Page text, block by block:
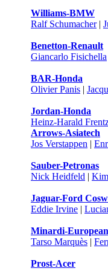
Williams-BMW
Ralf Schumacher|
Benetton-Renault
Giancarlo Fisichella
BAR-Honda
Olivier Panis |
Jordan-Honda
Heinz-Harald
Arrows-Asiatech
Jos Verstappen |
Sauber-Petronas
Nick Heidfeld |
Jaguar-Ford
Eddie Irvine |
Minardi-European
Tarso Marquès |
Prost-Acer